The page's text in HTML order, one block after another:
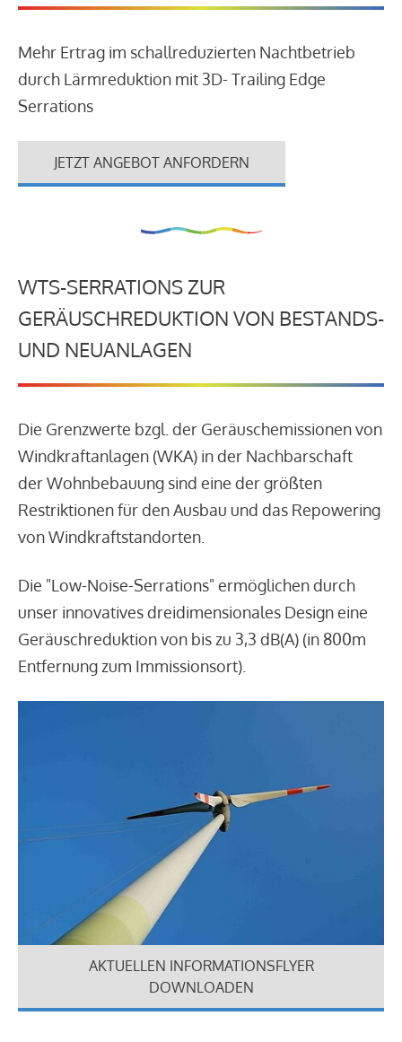
Mehr Ertrag im schallreduzierten Nachtbetrieb
durch Lärmreduktion mit 3D- Trailing Edge
Serrations
JETZT ANGEBOT ANFORDERN
WTS-SERRATIONS ZUR
GERÄUSCHREDUKTION VON BESTANDS-
UND NEUANLAGEN
Die Grenzwerte bzgl. der Geräuschemissionen von
Windkraftanlagen (WKA) in der Nachbarschaft
der Wohnbebauung sind eine der größten
Restriktionen für den Ausbau und das Repowering
von Windkraftstandorten.
Die "Low-Noise-Serrations" ermöglichen durch
unser innovatives dreidimensionales Design eine
Geräuschreduktion von bis zu 3,3 dB(A) (in 800m
Entfernung zum Immissionsort).
AKTUELLEN INFORMATIONSFLYER
DOWNLOADEN